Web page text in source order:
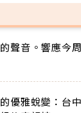
聲音。響應今
優雅蛻變：台